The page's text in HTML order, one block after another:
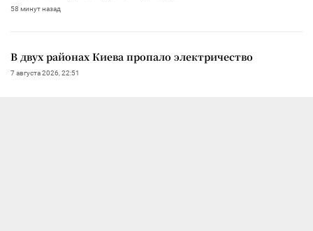
58 минут назад
В двух районах Киева пропало электричество
7 августа 2026, 22:51